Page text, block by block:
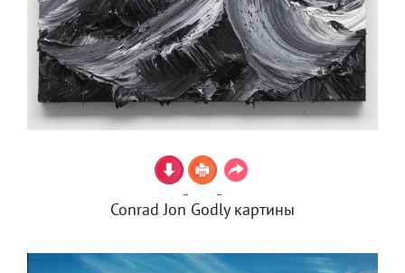
Conrad Jon Godly картины